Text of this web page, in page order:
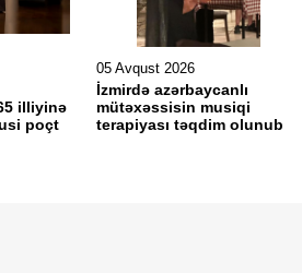
illiyinə
poçt
05 Avqust 2026
İzmirdə azərbaycanlı
mütəxəssisin musiqi
terapiyası təqdim olunub